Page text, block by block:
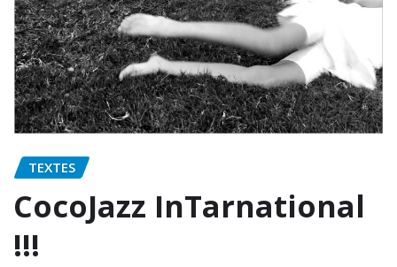
TEXTES
CocoJazz InTarnational
!!!